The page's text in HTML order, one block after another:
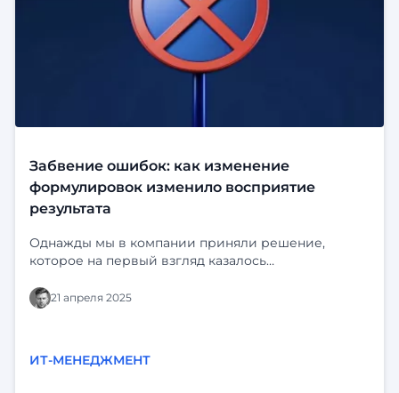
Забвение ошибок: как изменение
формулировок изменило восприятие
результата
Однажды мы в компании приняли решение,
которое на первый взгляд казалось
изменило восприятие нашей работы
пользователями. Мы запретили слово "ошибка" в
соединения с сервером", "Ошибка ввода данных".
21 апреля 2025
ИТ-МЕНЕДЖМЕНТ